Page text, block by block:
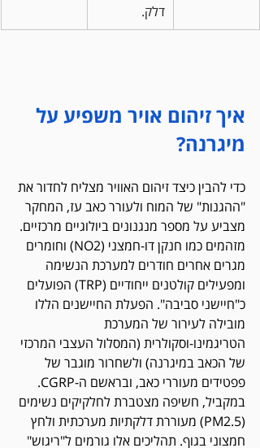
דלק.
איך זיהום אויר משפיע על
מיגרנה?
כדי להבין כיצד זיהום האוויר מצליח לחדור את
"ההגנות" של המוח ולעורר כאב עז, המחקר
מצביע על מספר מנגנונים ביולוגיים מרכזיים.
מזהמים כמו חנקן דו-חמצני (NO2) וחומרים
מגרים אחרים חודרים למערכת הנשימה
ומפעילים קולטנים ייחודיים (TRP) הפועלים
כ"חיישני סביבה". הפעלת החיישנים הללו
מובילה לעירור של המערכת
הטריגמינו-וסקולרית (המסלול העצבי המרכזי
של הכאב במיגרנה) ולשחרור מוגבר של
פפטידים מעוררי כאב, ובראשם ה-CGRP.
במקביל, חשיפה מצטברת לחלקיקים נשימים
(PM2.5) מעוררת דלקתיות מערכתית ולחץ
חמצוני בגוף. תהליכים אלו גורמים ל"ריגוש"